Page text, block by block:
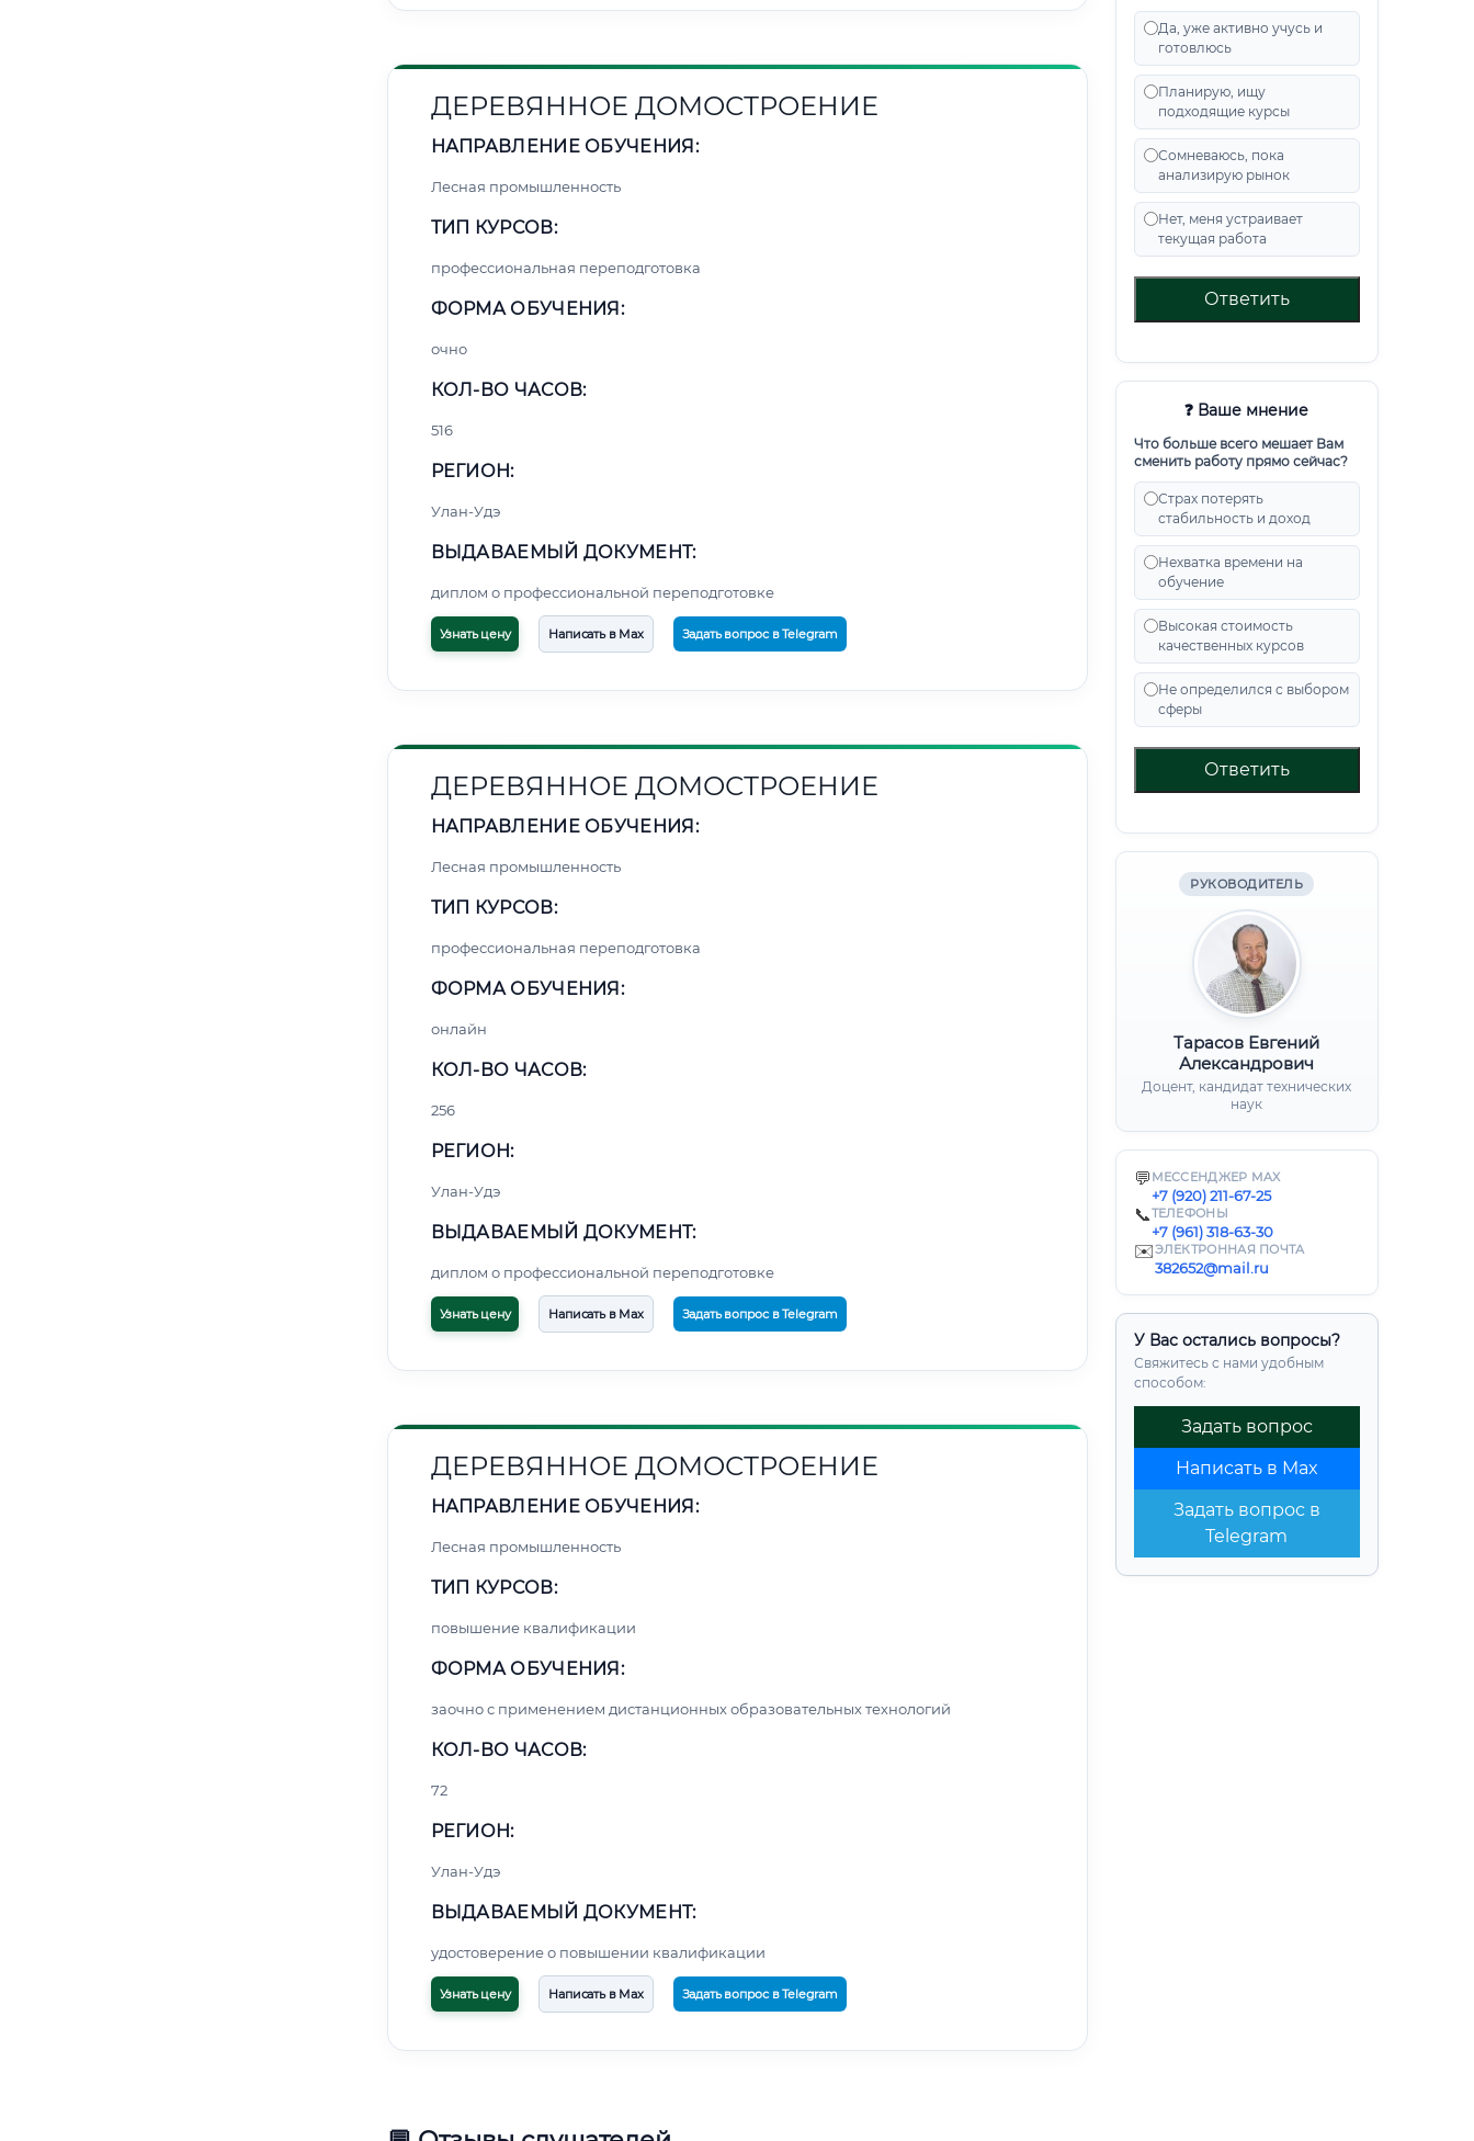
Да, уже активно учусь и
готовлюсь
Планирую, ищу
подходящие курсы
Сомневаюсь, пока
анализирую рынок
Нет, меня устраивает
текущая работа
Ответить
❓ Ваше мнение
Что больше всего мешает Вам
сменить работу прямо сейчас?
Страх потерять
стабильность и доход
Нехватка времени на
обучение
Высокая стоимость
качественных курсов
Не определился с выбором
сферы
Ответить
РУКОВОДИТЕЛЬ
Тарасов Евгений
Александрович
Доцент, кандидат технических
наук
💬 МЕССЕНДЖЕР MAX
+7 (920) 211-67-25
📞ТЕЛЕФОНЫ
+7 (961) 318-63-30
✉️ЭЛЕКТРОННАЯ ПОЧТА
382652@mail.ru
У Вас остались вопросы?
Свяжитесь с нами удобным
способом:
Задать вопрос
Написать в Max
Задать вопрос в
Telegram
ДЕРЕВЯННОЕ ДОМОСТРОЕНИЕ
НАПРАВЛЕНИЕ ОБУЧЕНИЯ:
Лесная промышленность
ТИП КУРСОВ:
профессиональная переподготовка
ФОРМА ОБУЧЕНИЯ:
очно
КОЛ-ВО ЧАСОВ:
516
РЕГИОН:
Улан-Удэ
ВЫДАВАЕМЫЙ ДОКУМЕНТ:
диплом о профессиональной переподготовке
Узнать цену Написать в Max Задать вопрос в Telegram
ДЕРЕВЯННОЕ ДОМОСТРОЕНИЕ
НАПРАВЛЕНИЕ ОБУЧЕНИЯ:
Лесная промышленность
ТИП КУРСОВ:
профессиональная переподготовка
ФОРМА ОБУЧЕНИЯ:
онлайн
КОЛ-ВО ЧАСОВ:
256
РЕГИОН:
Улан-Удэ
ВЫДАВАЕМЫЙ ДОКУМЕНТ:
диплом о профессиональной переподготовке
Узнать цену Написать в Max Задать вопрос в Telegram
ДЕРЕВЯННОЕ ДОМОСТРОЕНИЕ
НАПРАВЛЕНИЕ ОБУЧЕНИЯ:
Лесная промышленность
ТИП КУРСОВ:
повышение квалификации
ФОРМА ОБУЧЕНИЯ:
заочно с применением дистанционных образовательных технологий
КОЛ-ВО ЧАСОВ:
72
РЕГИОН:
Улан-Удэ
ВЫДАВАЕМЫЙ ДОКУМЕНТ:
удостоверение о повышении квалификации
Узнать цену Написать в Max Задать вопрос в Telegram